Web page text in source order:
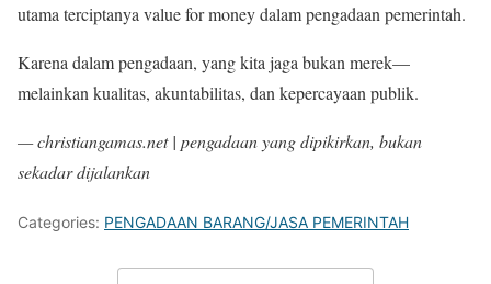
utama terciptanya value for money dalam pengadaan pemerintah.
Karena dalam pengadaan, yang kita jaga bukan merek—
melainkan kualitas, akuntabilitas, dan kepercayaan publik.
— christiangamas.net | pengadaan yang dipikirkan, bukan
sekadar dijalankan
Categories: PENGADAAN BARANG/JASA PEMERINTAH